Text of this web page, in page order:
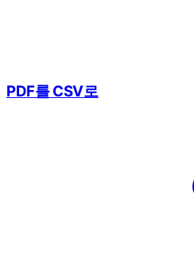
PDF를 CSV로